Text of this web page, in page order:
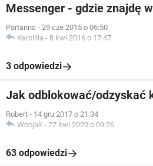
Messenger - gdzie znajdę
Partanna - 29 cze 2015 o 06:50
Karolllla - 8 kwi 2016 o 17:47
3 odpowiedzi
Jak odblokować/odzyskać
Robert - 14 gru 2017 o 21:34
Woojak - 27 kwi 2020 o 09:26
63 odpowiedzi